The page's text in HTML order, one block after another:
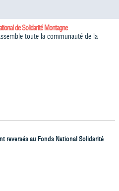
de Solidarité Montagne
toute la communauté de la
reversés au Fonds National Solidarité